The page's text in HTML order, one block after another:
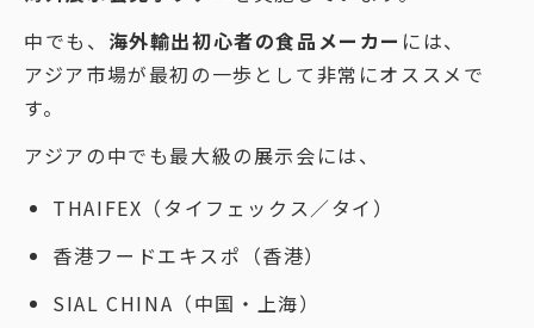
中でも、 海外輸出初心者の食品メーカー には、
アジア市場が最初の一歩として非常にオススメで
す。
アジアの中でも最大級の展示会には、
THAIFEX（タイフェックス／タイ）
香港フードエキスポ（香港）
SIAL CHINA（中国・上海）